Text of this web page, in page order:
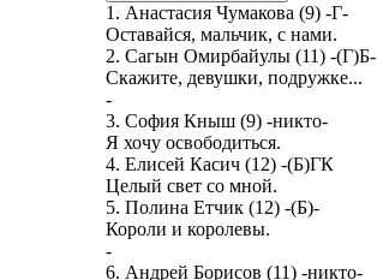
1. Анастасия Чумакова (9) -Г-
Оставайся, мальчик, с нами.
2. Сагын Омирбайулы (11) -(Г)Б-
Скажите, девушки, подружке...
-
3. София Кныш (9) -никто-
Я хочу освободиться.
4. Елисей Касич (12) -(Б)ГК
Целый свет со мной.
5. Полина Етчик (12) -(Б)-
Короли и королевы.
-
6. Андрей Борисов (11) -никто-